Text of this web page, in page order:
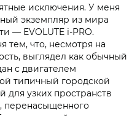
исключения. У меня
экземпляр из мира
— EVOLUTE i‑PRO.
тем, что, несмотря на
выглядел как обычный
с двигателем
типичный городской
узких пространств
перенасыщенного